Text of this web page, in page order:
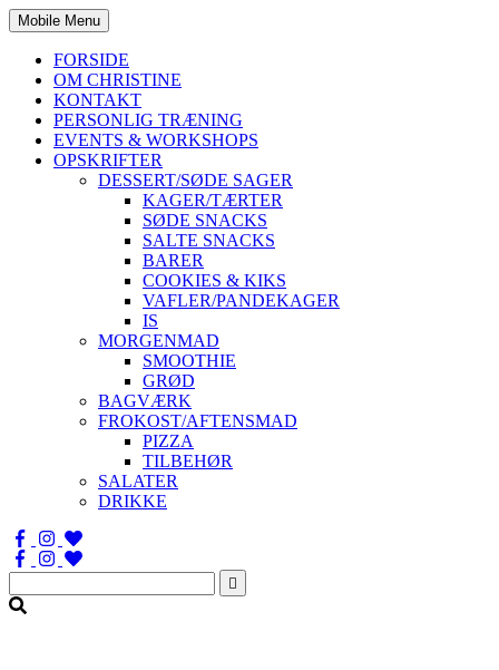
Mobile Menu
FORSIDE
OM CHRISTINE
KONTAKT
PERSONLIG TRÆNING
EVENTS & WORKSHOPS
OPSKRIFTER
DESSERT/SØDE SAGER
KAGER/TÆRTER
SØDE SNACKS
SALTE SNACKS
BARER
COOKIES & KIKS
VAFLER/PANDEKAGER
IS
MORGENMAD
SMOOTHIE
GRØD
BAGVÆRK
FROKOST/AFTENSMAD
PIZZA
TILBEHØR
SALATER
DRIKKE
Søg
efter: